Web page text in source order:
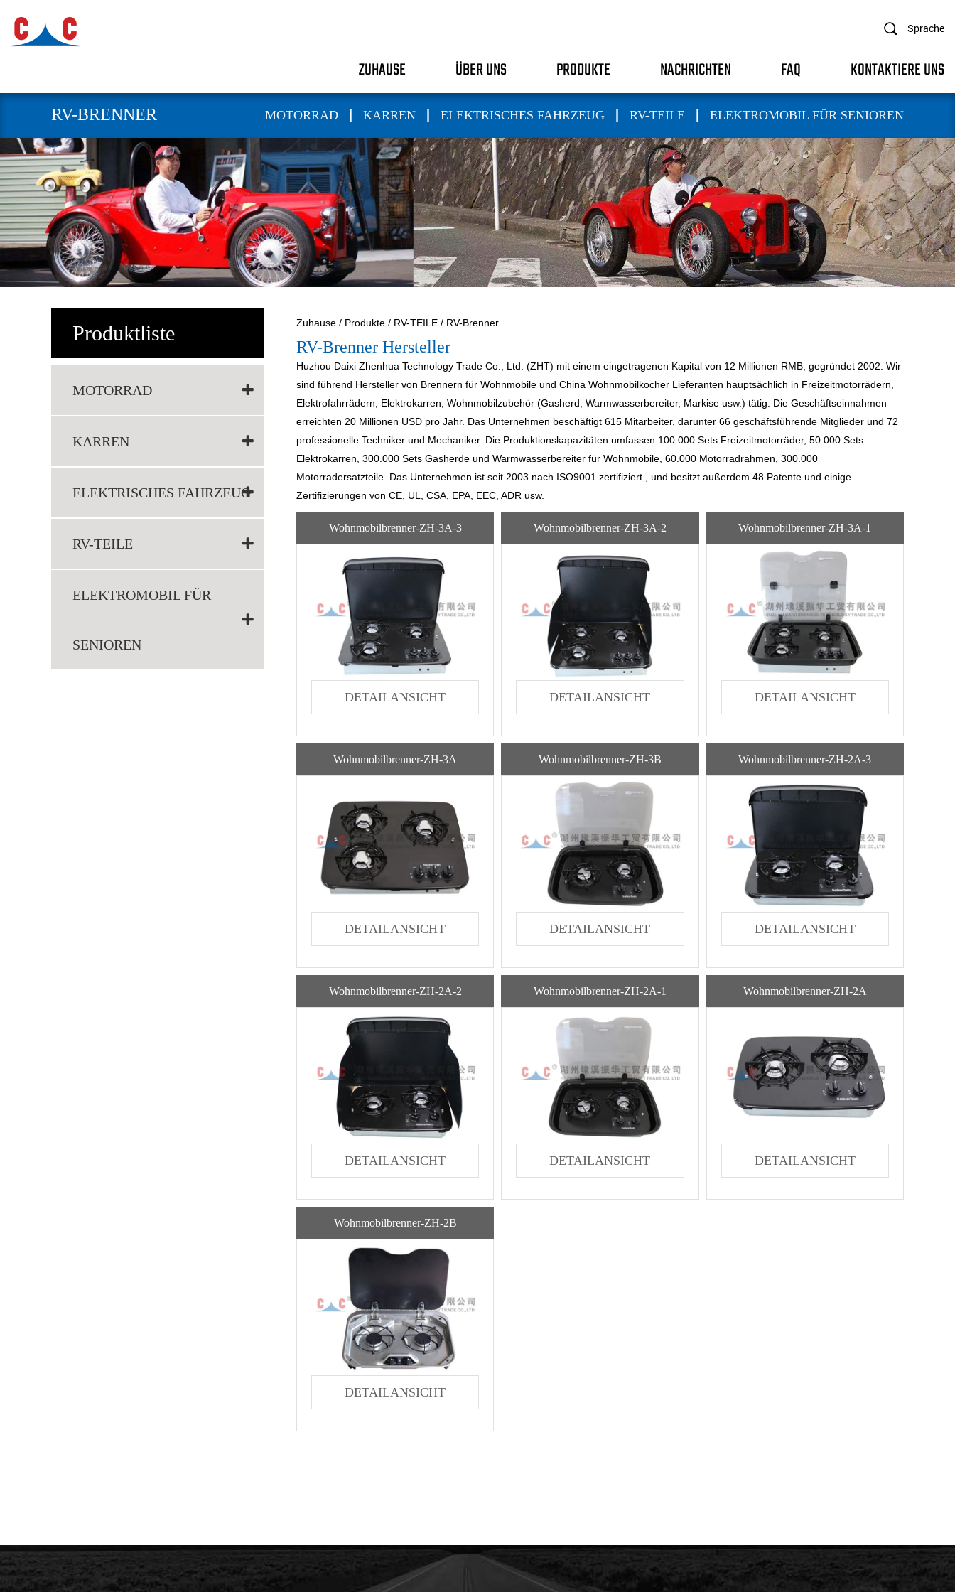
Sprache
ZUHAUSE ÜBER UNS PRODUKTE NACHRICHTEN FAQ KONTAKTIERE UNS
RV-BRENNER MOTORRAD KARREN ELEKTRISCHES FAHRZEUG RV-TEILE ELEKTROMOBIL FÜR SENIOREN
Produktliste
MOTORRAD
KARREN
ELEKTRISCHES FAHRZEUG
RV-TEILE
ELEKTROMOBIL FÜR
SENIOREN
Zuhause / Produkte / RV-TEILE / RV-Brenner
RV-Brenner Hersteller
Huzhou Daixi Zhenhua Technology Trade Co., Ltd. (ZHT) mit einem eingetragenen Kapital von 12 Millionen RMB, gegründet 2002. Wir
sind führend Hersteller von Brennern für Wohnmobile und China Wohnmobilkocher Lieferanten hauptsächlich in Freizeitmotorrädern,
Elektrofahrrädern, Elektrokarren, Wohnmobilzubehör (Gasherd, Warmwasserbereiter, Markise usw.) tätig. Die Geschäftseinnahmen
erreichten 20 Millionen USD pro Jahr. Das Unternehmen beschäftigt 615 Mitarbeiter, darunter 66 geschäftsführende Mitglieder und 72
professionelle Techniker und Mechaniker. Die Produktionskapazitäten umfassen 100.000 Sets Freizeitmotorräder, 50.000 Sets
Elektrokarren, 300.000 Sets Gasherde und Warmwasserbereiter für Wohnmobile, 60.000 Motorradrahmen, 300.000
Motorradersatzteile. Das Unternehmen ist seit 2003 nach ISO9001 zertifiziert , und besitzt außerdem 48 Patente und einige
Zertifizierungen von CE, UL, CSA, EPA, EEC, ADR usw.
Wohnmobilbrenner-ZH-3A-3
DETAILANSICHT
Wohnmobilbrenner-ZH-3A-2
DETAILANSICHT
Wohnmobilbrenner-ZH-3A-1
DETAILANSICHT
Wohnmobilbrenner-ZH-3A
DETAILANSICHT
Wohnmobilbrenner-ZH-3B
DETAILANSICHT
Wohnmobilbrenner-ZH-2A-3
DETAILANSICHT
Wohnmobilbrenner-ZH-2A-2
DETAILANSICHT
Wohnmobilbrenner-ZH-2A-1
DETAILANSICHT
Wohnmobilbrenner-ZH-2A
DETAILANSICHT
Wohnmobilbrenner-ZH-2B
DETAILANSICHT